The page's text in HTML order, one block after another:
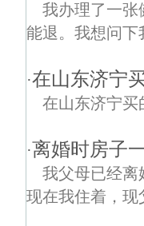
我办理了一张
能退。我想问下
·在山东济宁
在山东济宁买
·离婚时房子
我父母已经离
现在我住着，现